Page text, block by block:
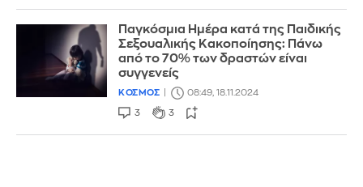
Παγκόσμια Ημέρα κατά της Παιδικής
Σεξουαλικής Κακοποίησης: Πάνω
από το 70% των δραστών είναι
συγγενείς
ΚΟΣΜΟΣ 08:49, 18.11.2024
3 3